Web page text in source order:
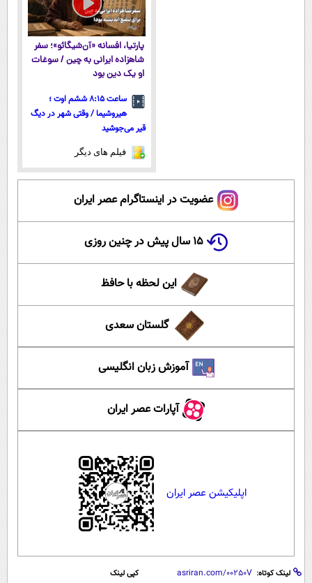
پارتیا، افسانه «آن‌شیگائو»؛ سفر
شاهزاده ایرانی به چین / سوغات
او یک دین بود
ساعت ۸:۱۵ ششم اوت ؛
هیروشیما / وقتی شهر در دیگ
قیر می‌جوشید
فیلم های دیگر
عضویت در اینستاگرام عصر ایران
۱۵ سال پیش در چنین روزی
این لحظه با حافظ
گلستان سعدی
آموزش زبان انگلیسی
آپارات عصر ایران
اپلیکیشن عصر ایران
لینک کوتاه: کپی لینک